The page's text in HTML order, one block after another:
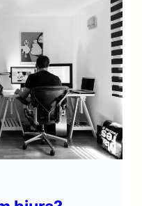
SEO (Search